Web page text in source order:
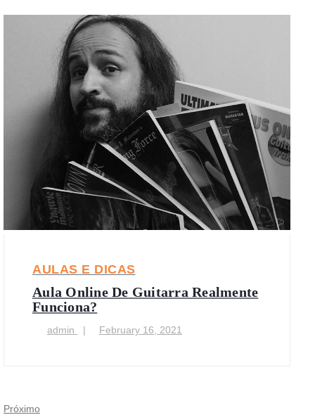
AULAS E DICAS
Aula Online De Guitarra Realmente
Funciona?
admin February 16, 2021
Próximo